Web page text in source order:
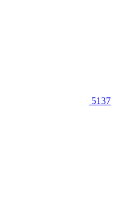
5137